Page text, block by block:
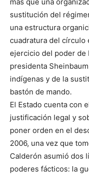
sustitución del
una estructura
cuadratura del círculo
ejercicio del poder de
presidenta
indígenas y de la
bastón de mando.
El Estado cuenta con
justificación legal y
poner orden en el
2006, una vez que
Calderón asumió dos
poderes fácticos: la